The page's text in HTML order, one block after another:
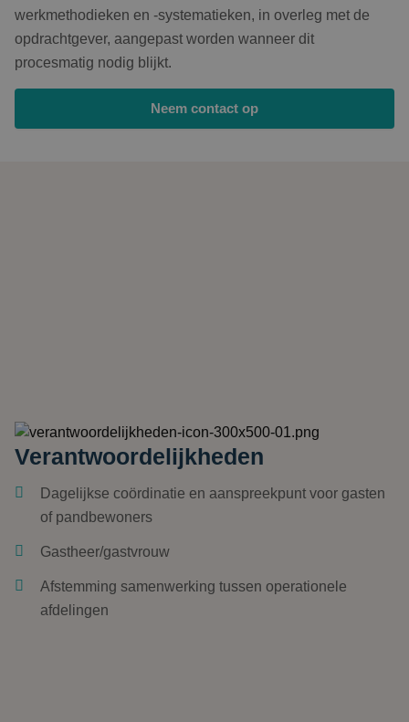
werkmethodieken en -systematieken, in overleg met de
opdrachtgever, aangepast worden wanneer dit
procesmatig nodig blijkt.
Neem contact op
Verantwoordelijkheden
Dagelijkse coördinatie en aanspreekpunt voor gasten
of pandbewoners
Gastheer/gastvrouw
Afstemming samenwerking tussen operationele
afdelingen